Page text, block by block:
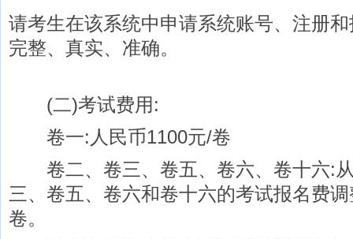
请考生在该系统中申请系统账号、注册
完整、真实、准确。
(二)考试费用:
卷一:人民币1100元/卷
卷二、卷三、卷五、卷六、卷十六:从
三、卷五、卷六和卷十六的考试报名费
卷。